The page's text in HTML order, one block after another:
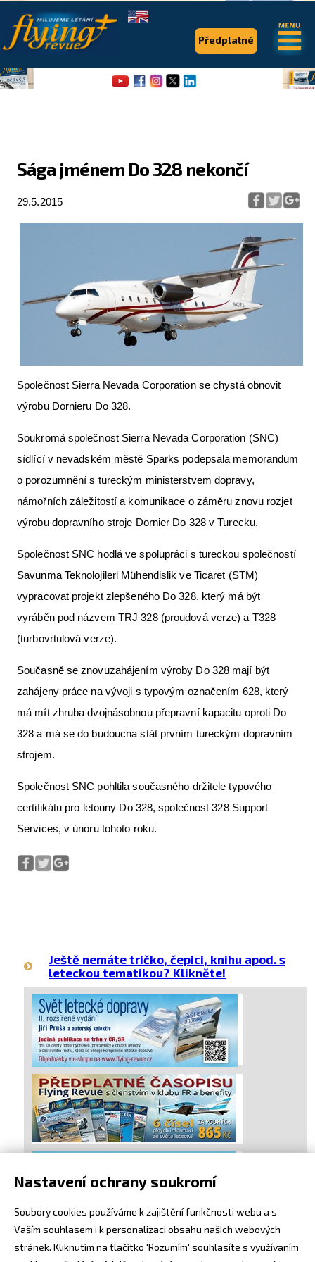
Sága jménem Do 328 nekončí
29.5.2015
Společnost Sierra Nevada Corporation se chystá obnovit
výrobu Dornieru Do 328.
Soukromá společnost Sierra Nevada Corporation (SNC)
sídlící v nevadském městě Sparks podepsala memorandum
o porozumnění s tureckým ministerstvem dopravy,
námořních záležitostí a komunikace o záměru znovu rozjet
výrobu dopravního stroje Dornier Do 328 v Turecku.
Společnost SNC hodlá ve spolupráci s tureckou společností
Savunma Teknolojileri Mühendislik ve Ticaret (STM)
vypracovat projekt zlepšeného Do 328, který má být
vyráběn pod názvem TRJ 328 (proudová verze) a T328
(turbovrtulová verze).
Současně se znovuzahájením výroby Do 328 mají být
zahájeny práce na vývoji s typovým označením 628, který
má mít zhruba dvojnásobnou přepravní kapacitu oproti Do
328 a má se do budoucna stát prvním tureckým dopravním
strojem.
Společnost SNC pohltila současného držitele typového
certifikátu pro letouny Do 328, společnost 328 Support
Services, v únoru tohoto roku.
Ještě nemáte tričko, čepici, knihu apod. s
leteckou tematikou? Klikněte!
Předplatné
.
Pro piloty
Série & speciály
Letecká videa
Letecká muzea
The SAFE Guide app
Inzerujte s námi
E-SHOP
Nastavení ochrany soukromí
Soubory cookies používáme k zajištění funkčnosti webu a s
Vaším souhlasem i k personalizaci obsahu našich webových
stránek. Kliknutím na tlačítko 'Rozumím' souhlasíte s využívaním